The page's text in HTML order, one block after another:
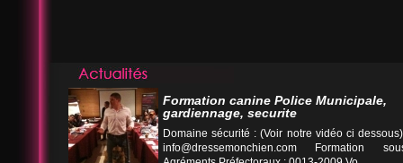
Formation canine Police Municipale,
gardiennage, securite
Domaine sécurité : (Voir notre vidéo ci
info@dressemonchien.com Formation